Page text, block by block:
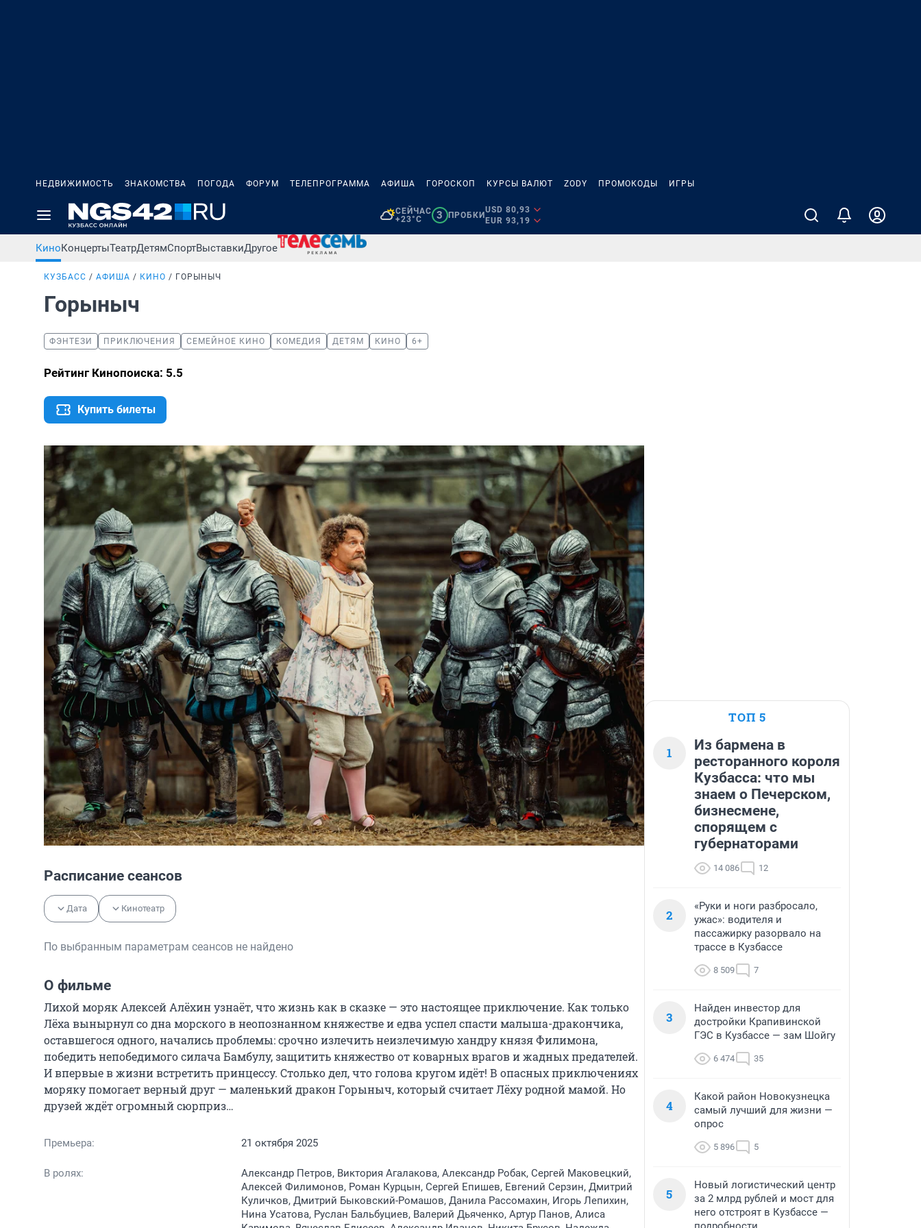
НЕДВИЖИМОСТЬ ЗНАКОМСТВА ПОГОДА ФОРУМ ТЕЛЕПРОГРАММА АФИША ГОРОСКОП КУРСЫ ВАЛЮТ ZODY ПРОМОКОДЫ ИГРЫ
СЕЙЧАС
+23°C
3 ПРОБКИ
USD 80,93
EUR 93,19
КиноКонцертыТеатрДетямСпортВыставкиДругое
КУЗБАСС АФИША КИНО ГОРЫНЫЧ
Горыныч
ФЭНТЕЗИ ПРИКЛЮЧЕНИЯ СЕМЕЙНОЕ КИНО КОМЕДИЯ ДЕТЯМ КИНО 6+
Рейтинг Кинопоиска: 5.5
Купить билеты
Расписание сеансов
Дата Кинотеатр
По выбранным параметрам сеансов не найдено
О фильме
Лихой моряк Алексей Алёхин узнаёт, что жизнь как в сказке — это настоящее приключение. Как только
Лёха вынырнул со дна морского в неопознанном княжестве и едва успел спасти малыша-дракончика,
оставшегося одного, начались проблемы: срочно излечить неизлечимую хандру князя Филимона,
победить непобедимого силача Бамбулу, защитить княжество от коварных врагов и жадных предателей.
И впервые в жизни встретить принцессу. Столько дел, что голова кругом идёт! В опасных приключениях
моряку помогает верный друг — маленький дракон Горыныч, который считает Лёху родной мамой. Но
друзей ждёт огромный сюрприз…
Премьера: 21 октября 2025
В ролях:
Александр Петров, Виктория Агалакова, Александр Робак, Сергей Маковецкий,
Алексей Филимонов, Роман Курцын, Сергей Епишев, Евгений Серзин, Дмитрий
Куличков, Дмитрий Быковский-Ромашов, Данила Рассомахин, Игорь Лепихин,
Нина Усатова, Руслан Бальбуциев, Валерий Дьяченко, Артур Панов, Алиса
ТОП 5
1
Из бармена в
ресторанного короля
Кузбасса: что мы
знаем о Печерском,
бизнесмене,
спорящем с
губернаторами
14 086 12
2
«Руки и ноги разбросало,
ужас»: водителя и
пассажирку разорвало на
трассе в Кузбассе
8 509 7
3
Найден инвестор для
достройки Крапивинской
ГЭС в Кузбассе — зам Шойгу
6 474 35
4
Какой район Новокузнецка
самый лучший для жизни —
опрос
5 896 5
5
Новый логистический центр
за 2 млрд рублей и мост для
него отстроят в Кузбассе —